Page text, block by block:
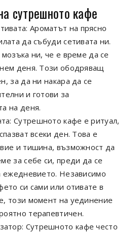
сутрешното кафе
Ароматът на прясно
да събуди сетивата ни.
ни, че е време да се
деня. Този ободряващ
за да ни накара да се
и готови за
на деня.
Сутрешното кафе е ритуал,
всеки ден. Това е
и тишина, възможност да
за себе си, преди да се
ежедневието. Независимо
си сами или отивате в
този момент на уединение
терапевтичен.
Сутрешното кафе често